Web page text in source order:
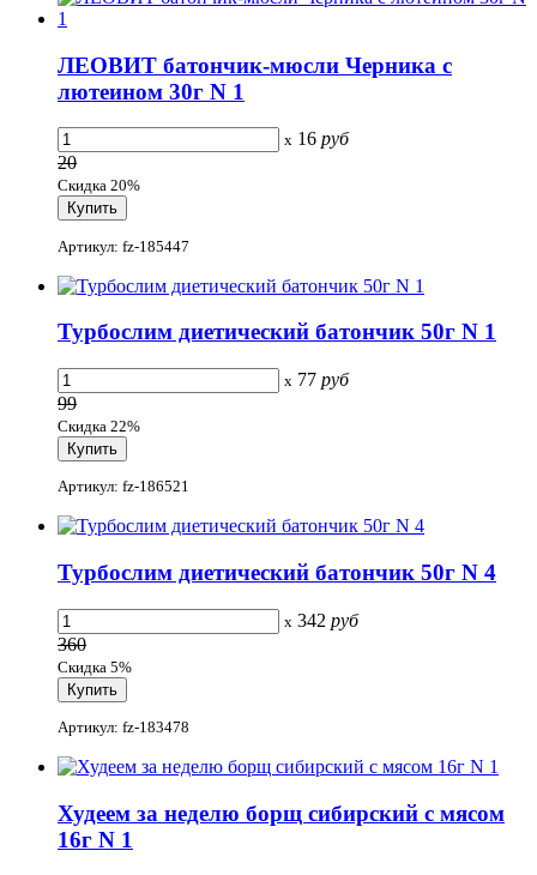
ЛЕОВИТ батончик-мюсли Черника с
лютеином 30г N 1
x 16 руб
20
Скидка 20%
Артикул: fz-185447
Турбослим диетический батончик 50г N 1
x 77 руб
99
Скидка 22%
Артикул: fz-186521
Турбослим диетический батончик 50г N 4
x 342 руб
360
Скидка 5%
Артикул: fz-183478
Худеем за неделю борщ сибирский с мясом
16г N 1